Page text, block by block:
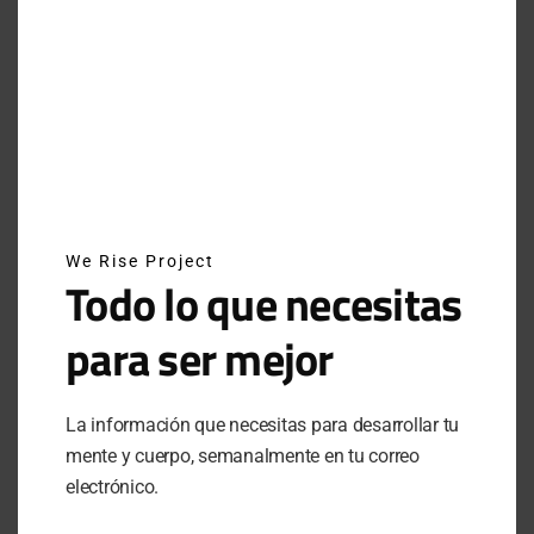
SUSCRÍBETE A NUESTRO NEWSLETTER
SUBSCRIBE
Al hacer clic en este botón, confirmas que has leído y
estas de acuerdo con nuestros términos de uso respecto al
almacenamiento de información enviada por esta forma.
We Rise Project
Todo lo que necesitas
para ser mejor
La información que necesitas para desarrollar tu
mente y cuerpo, semanalmente en tu correo
electrónico.